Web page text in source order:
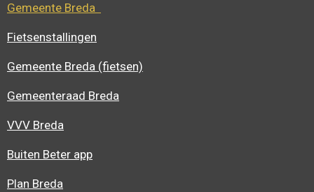
Gemeente Breda
Fietsenstallingen
Gemeente Breda (fietsen)
Gemeenteraad Breda
VVV Breda
Buiten Beter app
Plan Breda